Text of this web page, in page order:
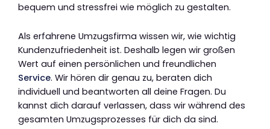
bequem und stressfrei wie möglich zu gestalten.
Als erfahrene Umzugsfirma wissen wir, wie wichtig
Kundenzufriedenheit ist. Deshalb legen wir großen
Wert auf einen persönlichen und freundlichen
Service. Wir hören dir genau zu, beraten dich
individuell und beantworten all deine Fragen. Du
kannst dich darauf verlassen, dass wir während des
gesamten Umzugsprozesses für dich da sind.